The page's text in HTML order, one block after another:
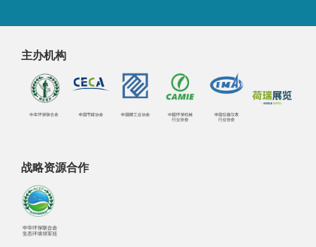
主办机构
战略资源合作